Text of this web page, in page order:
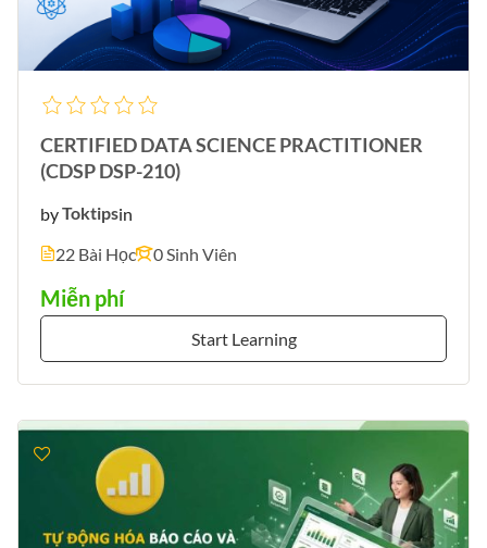
CERTIFIED DATA SCIENCE PRACTITIONER
(CDSP DSP-210)
byToktipsin
22 Bài Học
0 Sinh Viên
Miễn phí
Start Learning